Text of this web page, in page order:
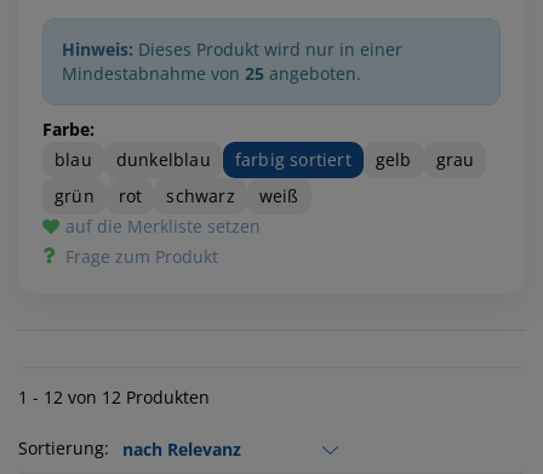
Hinweis: Dieses Produkt wird nur in einer
Mindestabnahme von 25 angeboten.
Farbe:
blau
dunkelblau farbig sortiert gelb
grau
grün
rot schwarz
weiß
auf die Merkliste setzen
Frage zum Produkt
1 - 12 von 12 Produkten
Sortierung: